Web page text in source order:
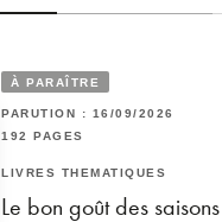
À PARAÎTRE
PARUTION : 16/09/2026
192 PAGES
LIVRES THÉMATIQUES
Le bon goût des saisons